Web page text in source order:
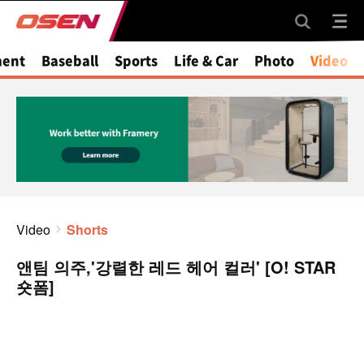
Baseball Sports Life & Car Photo Video
Video Shorts
앤팀 의주,'강렬한 레드 헤어 컬러' [O! STAR
숏폼]